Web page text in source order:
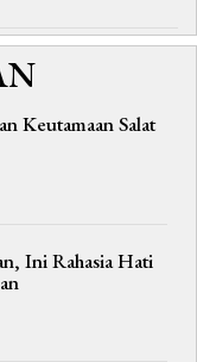
Keutamaan Salat
Ini Rahasia Hati